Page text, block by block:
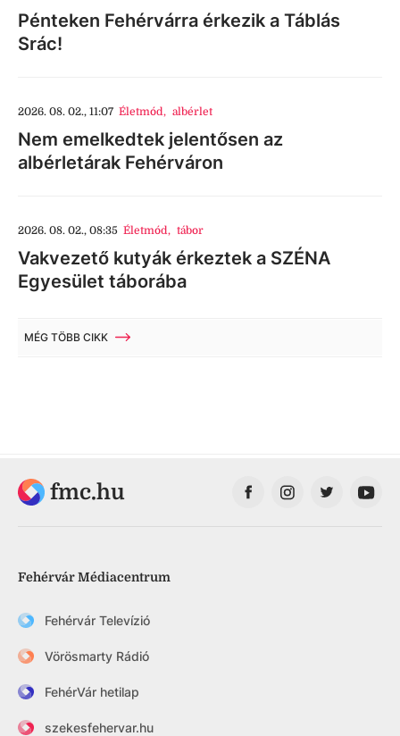
Pénteken Fehérvárra érkezik a Táblás
Srác!
2026. 08. 02., 11:07 Életmód, albérlet
Nem emelkedtek jelentősen az
albérletárak Fehérváron
2026. 08. 02., 08:35 Életmód, tábor
Vakvezető kutyák érkeztek a SZÉNA
Egyesület táborába
MÉG TÖBB CIKK
fmc.hu
Fehérvár Médiacentrum
Fehérvár Televízió
Vörösmarty Rádió
FehérVár hetilap
szekesfehervar.hu